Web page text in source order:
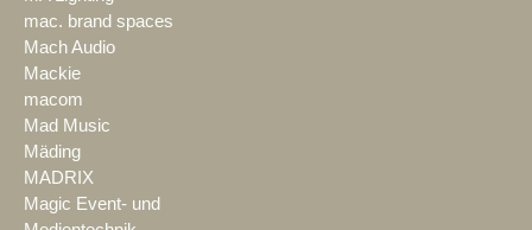
mac. brand spaces
Mach Audio
Mackie
macom
Mad Music
Mäding
MADRIX
Magic Event- und